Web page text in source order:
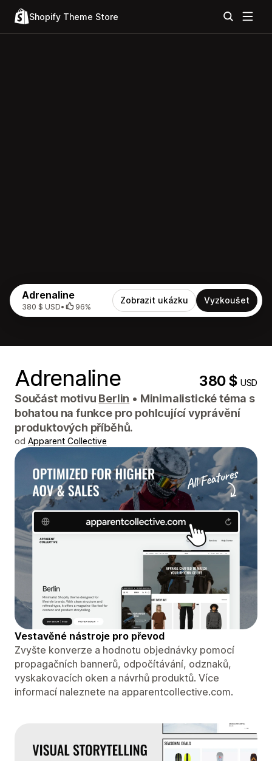
Shopify Theme Store
Adrenaline
380 $ USD• 96%
Zobrazit ukázku Vyzkoušet
Adrenaline 380 $USD
Součást motivu Berlin • Minimalistické téma s
bohatou na funkce pro pohlcující vyprávění
produktových příběhů.
od Apparent Collective
Vestavěné nástroje pro převod
Zvyšte konverze a hodnotu objednávky pomocí
propagačních bannerů, odpočítávání, odznaků,
vyskakovacích oken a návrhů produktů. Více
informací naleznete na apparentcollective.com.